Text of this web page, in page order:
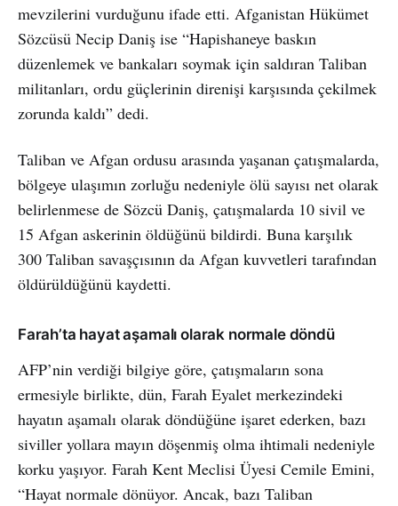
mevzilerini vurduğunu ifade etti. Afganistan Hükümet
Sözcüsü Necip Daniş ise “Hapishaneye baskın
düzenlemek ve bankaları soymak için saldıran Taliban
militanları, ordu güçlerinin direnişi karşısında çekilmek
zorunda kaldı” dedi.
Taliban ve Afgan ordusu arasında yaşanan çatışmalarda,
bölgeye ulaşımın zorluğu nedeniyle ölü sayısı net olarak
belirlenmese de Sözcü Daniş, çatışmalarda 10 sivil ve
15 Afgan askerinin öldüğünü bildirdi. Buna karşılık
300 Taliban savaşçısının da Afgan kuvvetleri tarafından
öldürüldüğünü kaydetti.
Farah’ta hayat aşamalı olarak normale döndü
AFP’nin verdiği bilgiye göre, çatışmaların sona
ermesiyle birlikte, dün, Farah Eyalet merkezindeki
hayatın aşamalı olarak döndüğüne işaret ederken, bazı
siviller yollara mayın döşenmiş olma ihtimali nedeniyle
korku yaşıyor. Farah Kent Meclisi Üyesi Cemile Emini,
“Hayat normale dönüyor. Ancak, bazı Taliban